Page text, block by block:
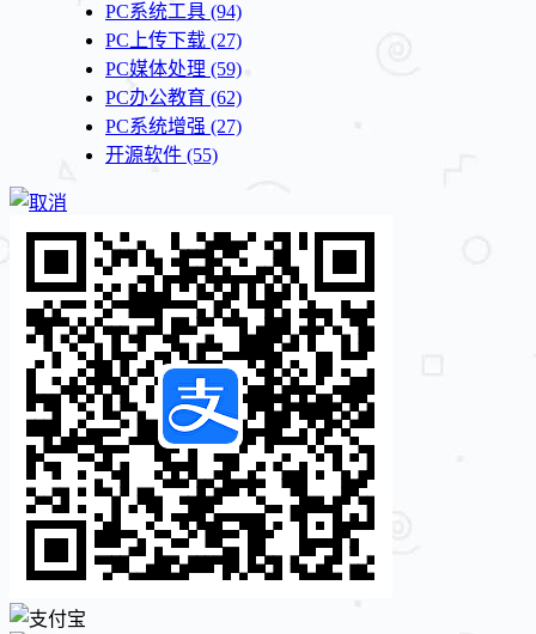
PC系统工具 (94)
PC上传下载 (27)
PC媒体处理 (59)
PC办公教育 (62)
PC系统增强 (27)
开源软件 (55)